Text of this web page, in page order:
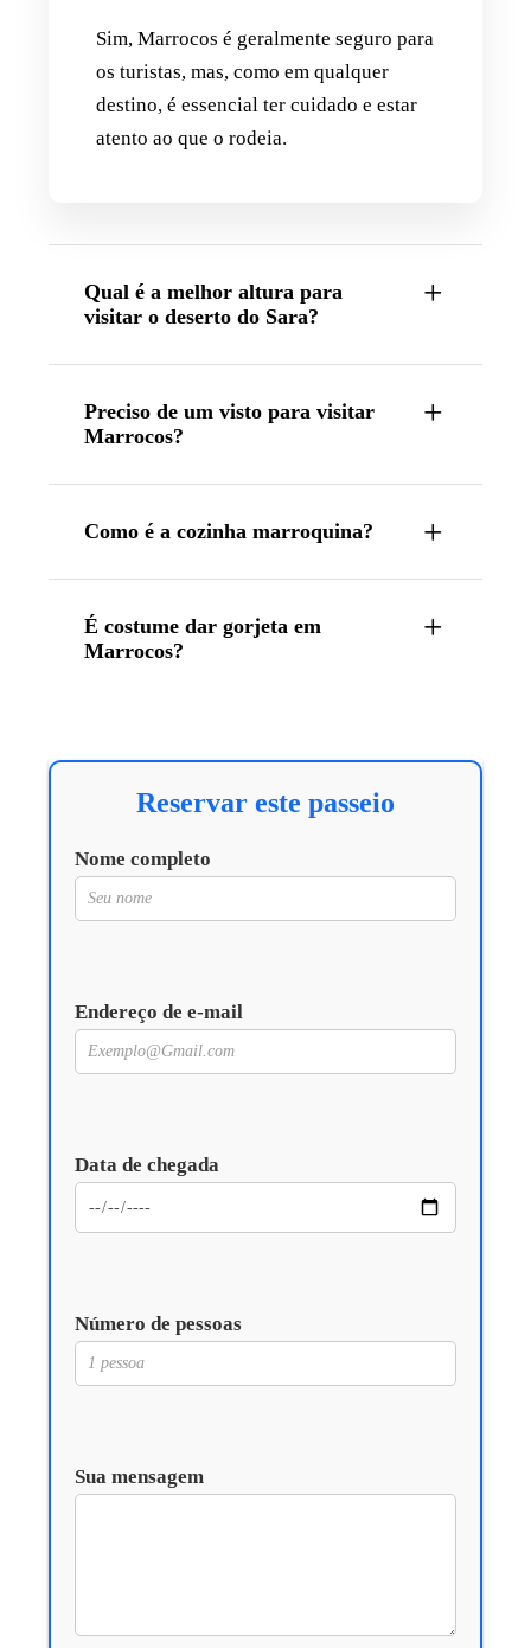
Sim, Marrocos é geralmente seguro para
os turistas, mas, como em qualquer
destino, é essencial ter cuidado e estar
atento ao que o rodeia.
Qual é a melhor altura para
visitar o deserto do Sara?
Preciso de um visto para visitar
Marrocos?
Como é a cozinha marroquina?
É costume dar gorjeta em
Marrocos?
Reservar este passeio
Nome completo
Endereço de e-mail
Data de chegada
Número de pessoas
Sua mensagem